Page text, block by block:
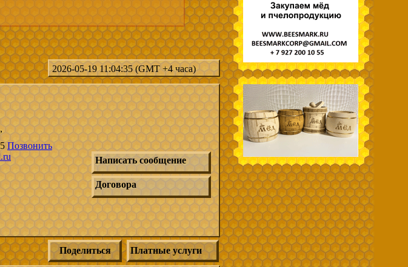
2026-05-19 11:04:35 (GMT +4 часа)
Позвонить
Написать сообщение
Договора
Поделиться Платные услуги